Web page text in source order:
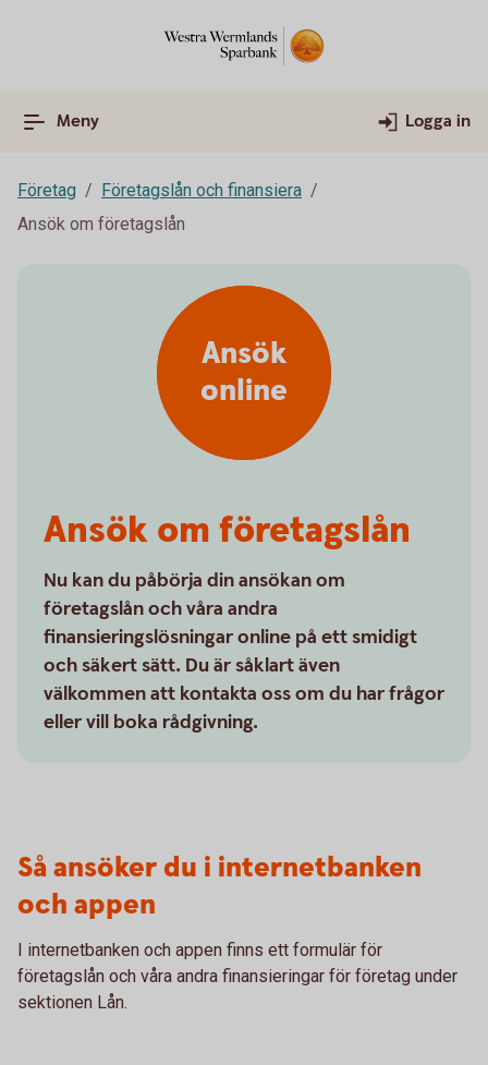
Meny Logga in
Företag
Företagslån och finansiera
Ansök om företagslån
Ansök om företagslån
Nu kan du påbörja din ansökan om
företagslån och våra andra
finansieringslösningar online på ett smidigt
och säkert sätt. Du är såklart även
välkommen att kontakta oss om du har frågor
eller vill boka rådgivning.
Ansök
online
Så ansöker du i internetbanken
och appen
I internetbanken och appen finns ett formulär för
företagslån och våra andra finansieringar för företag under
sektionen Lån.